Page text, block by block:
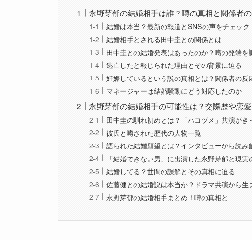
永野芽郁の結婚相手は誰？噂の真相と関係者
結婚は本当？最新の報道とSNSの声をチェック
結婚相手とされる田中圭との関係とは
田中圭との結婚発表はあったのか？噂の発端を
逃亡したと報じられた理由とその背景に迫る
妊娠しているという説の真相とは？関係者の反
マネージャーは結婚騒動にどう対応したのか
永野芽郁の結婚相手の可能性は？交際歴や恋
田中圭の馴れ初めとは？「ハコヅメ」共演がき
彼氏と噂された歴代の人物一覧
語られた結婚願望とは？インタビューから読み
「結婚できない男」に出演した永野芽郁と現実
結婚してる？世間の誤解とその真相に迫る
佐藤健との結婚説は本当か？ドラマ共演から生
永野芽郁の結婚相手まとめ！噂の真相と